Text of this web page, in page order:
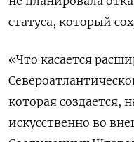
статуса, который
«Что касается
которая создается,
искусственно во